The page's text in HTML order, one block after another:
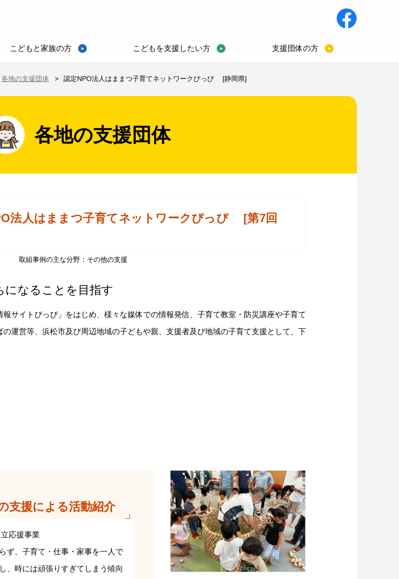
こどもと家族の方 こどもを支援したい方 支援団体の方
各地の支援団体 認定NPO法人はままつ子育てネットワークぴっぴ [静岡県]
各地の支援団体
法人はままつ子育てネットワークぴっぴ [第7回
取組事例の主な分野：その他の支援
になることを目指す
サイトぴっぴ」をはじめ、様々な媒体での情報発信、子育て教室・防災講座や子育て
運営等、浜松市及び周辺地域の子どもや親、支援者及び地域の子育て支援として、下
支援による活動紹介
応援事業
ず、子育て・仕事・家事を一人で
、時には頑張りすぎてしまう傾向